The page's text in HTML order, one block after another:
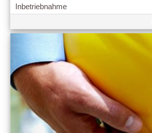
Inbetriebnahme